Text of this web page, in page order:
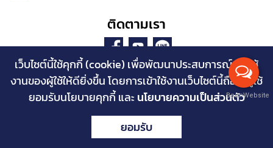
เว็บไซต์นี้ใช้คุกกี้ (cookie) เพื่อพัฒนาประสบการณ์การใช้
งานของผู้ใช้ให้ดียิ่งขึ้น โดยการเข้าใช้งานเว็บไซต์นี้ถือว่าผู้ใช้
ยอมรับนโยบายคุกกี้ และ นโยบายความเป็นส่วนตัว
ยอมรับ
ติดตามเรา
Copyright © 2023 www.richesthouse.com Powered by
บ้านเว็บไซต์
BaanWebsite